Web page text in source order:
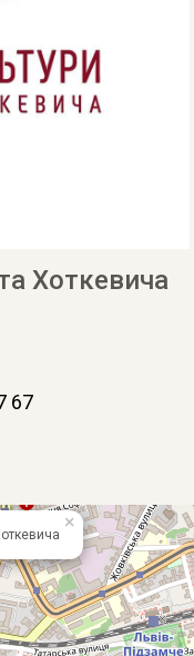
Хоткевича
67
×